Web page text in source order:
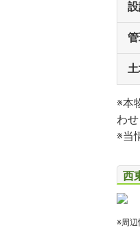
※本
わせ
※当
西
※周辺